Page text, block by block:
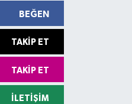
BEĞEN
TAKIP ET
TAKIP ET
İLETIŞIM